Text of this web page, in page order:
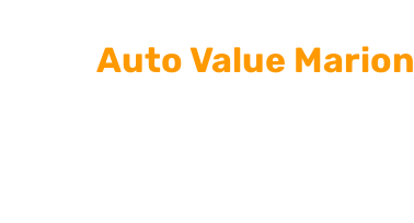
Auto Value Marion